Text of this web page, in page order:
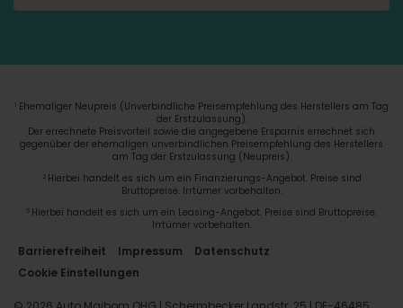
1 Ehemaliger Neupreis (Unverbindliche Preisempfehlung des Herstellers am Tag
der Erstzulassung).
Der errechnete Preisvorteil sowie die angegebene Ersparnis errechnet sich
gegenüber der ehemaligen unverbindlichen Preisempfehlung des Herstellers
am Tag der Erstzulassung (Neupreis).
2 Hierbei handelt es sich um ein Finanzierungs-Angebot. Preise sind
Bruttopreise. Irrtümer vorbehalten.
3 Hierbei handelt es sich um ein Leasing-Angebot. Preise sind Bruttopreise.
Irrtümer vorbehalten.
Barrierefreiheit Impressum
Datenschutz
Cookie Einstellungen